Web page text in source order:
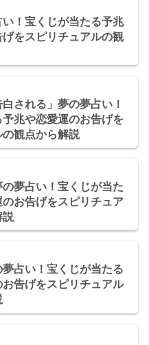
い！宝くじが当たる予兆
をスピリチュアルの観
白される」夢の夢占い！
兆や恋愛運のお告げを
観点から解説
の夢占い！宝くじが当た
お告げをスピリチュア
説
夢占い！宝くじが当たる
告げをスピリチュアル